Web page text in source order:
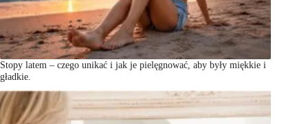
Stopy latem – czego unikać i jak je pielęgnować, aby były miękkie i
gładkie.